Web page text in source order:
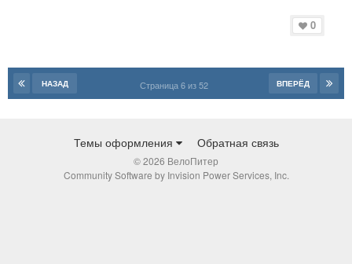
0
НАЗАД ВПЕРЁД
Страница 6 из 52
Темы оформления Обратная связь
© 2026 ВелоПитер
Community Software by Invision Power Services, Inc.